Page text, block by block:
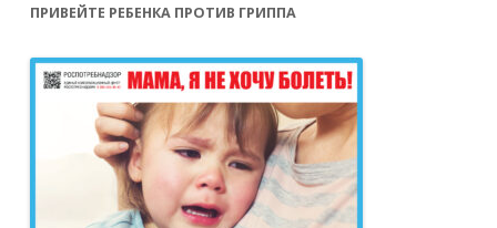
ПРИВЕЙТЕ РЕБЕНКА ПРОТИВ ГРИППА